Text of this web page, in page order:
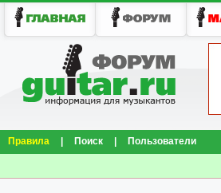
Правила Поиск Пользователи